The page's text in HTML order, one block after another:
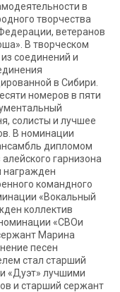
в
творчества
ветеранов
В творческом
соединений и
в Сибири.
номеров в пяти
солисты и лучшее
В номинации
дипломом
гарнизона
награжден
командного
«Вокальный
коллектив
«СВОи
Марина
песен
стал старший
«Дуэт» лучшими
и старший сержант